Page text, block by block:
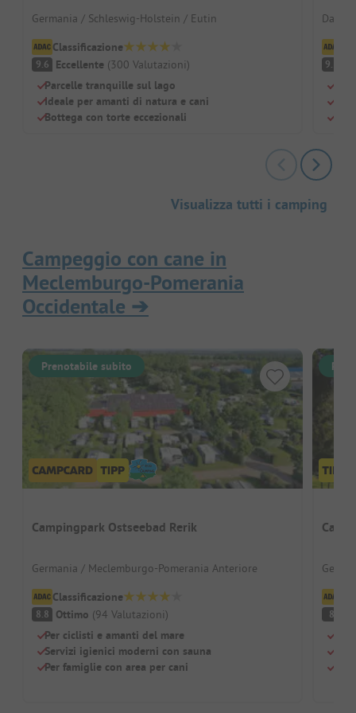
Germania / Schleswig-Holstein / Eutin
Classificazione
9.6 Eccellente (300 Valutazioni)
Parcelle tranquille sul lago
Ideale per amanti di natura e cani
Bottega con torte eccezionali
9.5
Visualizza tutti i camping
Campeggio con cane in
Meclemburgo-Pomerania
Occidentale ➔
Prenotabile subito
Campingpark Ostseebad Rerik
Germania / Meclemburgo-Pomerania Anteriore
Classificazione
8.8 Ottimo (94 Valutazioni)
Per ciclisti e amanti del mare
Servizi igienici moderni con sauna
Per famiglie con area per cani
8